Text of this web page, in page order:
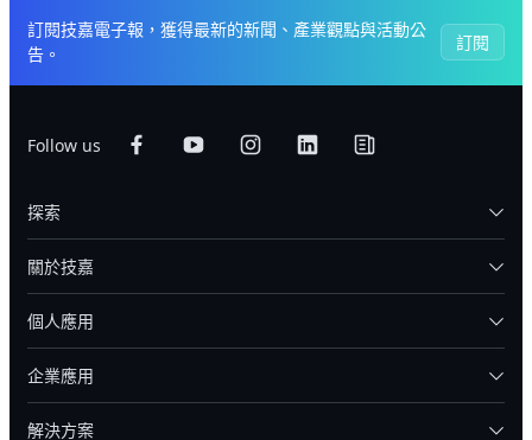
訂閱技嘉電子報，獲得最新的新聞、產業觀點與活動公
告。
訂閱
Follow us
探索
關於技嘉
個人應用
企業應用
解決方案